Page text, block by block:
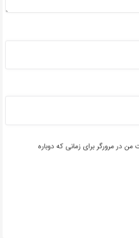
من در مرورگر برای زمانی که دوباره